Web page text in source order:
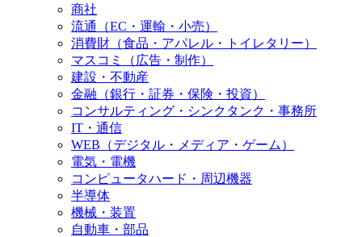
商社
流通（EC・運輸・小売）
消費財（食品・アパレル・トイレタリー）
マスコミ（広告・制作）
建設・不動産
金融（銀行・証券・保険・投資）
コンサルティング・シンクタンク・事務所
IT・通信
WEB（デジタル・メディア・ゲーム）
電気・電機
コンピュータハード・周辺機器
半導体
機械・装置
自動車・部品